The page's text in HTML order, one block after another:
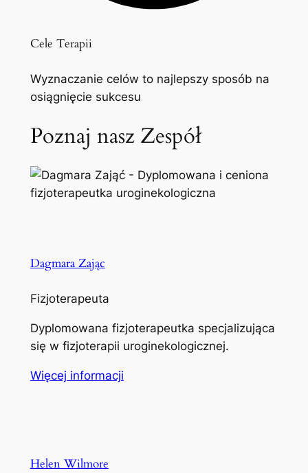
Cele Terapii
Wyznaczanie celów to najlepszy sposób na
osiągnięcie sukcesu
Poznaj nasz Zespół
Dagmara Zając
Fizjoterapeuta
Dyplomowana fizjoterapeutka specjalizująca
się w fizjoterapii uroginekologicznej.
Więcej informacji
Helen Wilmore